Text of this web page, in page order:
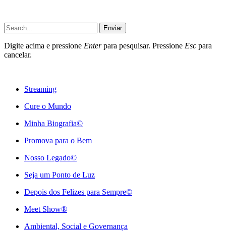
Enviar
Digite acima e pressione Enterpara pesquisar. Pressione Esc para
cancelar.
Streaming
Cure o Mundo
Minha Biografia©
Promova para o Bem
Nosso Legado©
Seja um Ponto de Luz
Depois dos Felizes para Sempre©️
Meet Show®
Ambiental, Social e Governança